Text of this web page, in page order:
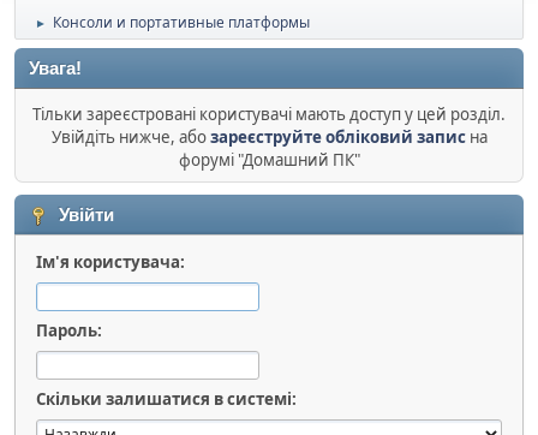
► Консоли и портативные платформы
Увага!
Тільки зареєстровані користувачі мають доступ у цей розділ.
Увійдіть нижче, абозареєструйте обліковий записна
форумі "Домашний ПК"
Увійти
Ім'я користувача:
Пароль:
Скільки залишатися в системі: